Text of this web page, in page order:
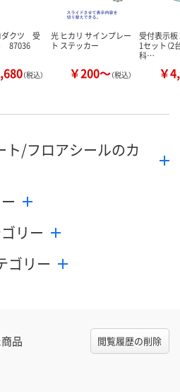
ダクツ 受
87036
（税込）
光 ヒカリ サインプレー
ト ステッカー
￥200～（税込）
受付表示板
1セット（2
科…
￥
/フロアシールのカ
リー
ゴリー
品 閲覧履歴の削除